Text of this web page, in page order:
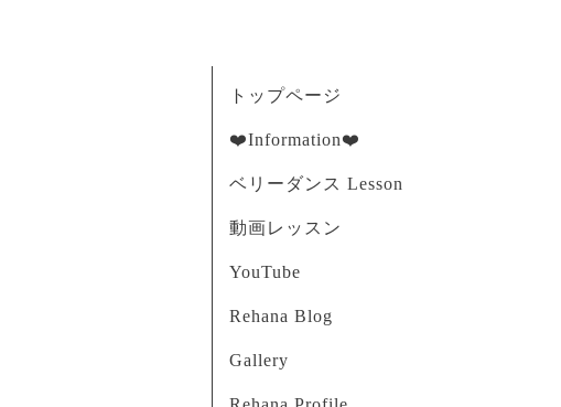
トップページ
❤️Information❤️
ベリーダンス Lesson
動画レッスン
YouTube
Rehana Blog
Gallery